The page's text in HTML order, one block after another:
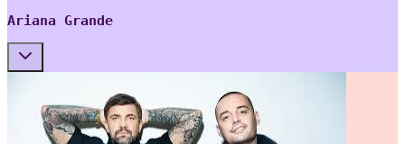
Ariana Grande